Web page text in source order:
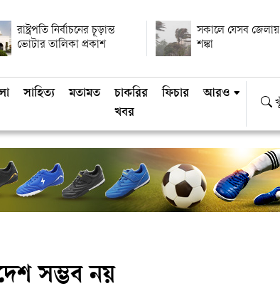
রাষ্ট্রপতি নির্বাচনের চূড়ান্ত
ভোটার তালিকা প্রকাশ
সকালে যেসব জেলায়
শঙ্কা
সাহিত্য মতামত
চাকরির
খবর
ফিচার আরও
সম্ভব নয়